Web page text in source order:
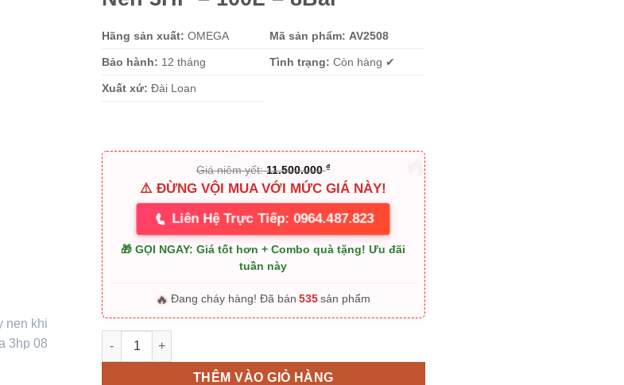
11.500.000 ₫.
Hãng sản xuất: OMEGA Mã sản phẩm: AV2508
Bảo hành: 12 tháng Tình trạng: Còn hàng ✔
Xuất xứ: Đài Loan
Giá niêm yết:11.500.000₫
⚠️ ĐỪNG VỘI MUA VỚI MỨC GIÁ NÀY!
📞 Liên Hệ Trực Tiếp: 0964.487.823
🎁 GỌI NGAY: Giá tốt hơn + Combo quà tặng! Ưu đãi
tuần này
🔥 Đang cháy hàng! Đã bán 535 sản phẩm
Máy Nén Khí OMEGA 1 Cấp Nén 3HP – 100L – 8Bar số lượng
THÊM VÀO GIỎ HÀNG